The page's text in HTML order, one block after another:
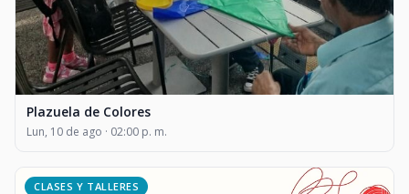
Plazuela de Colores
Lun, 10 de ago · 02:00 p. m.
CLASES Y TALLERES